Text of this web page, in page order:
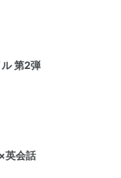
第2弾
英会話